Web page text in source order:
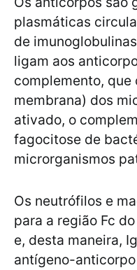
plasmáticas
de
ligam aos
complemento, que
membrana) dos
ativado, o
fagocitose de
microrganismos
Os neutrófilos e
para a região Fc
e, desta maneira,
antígeno-